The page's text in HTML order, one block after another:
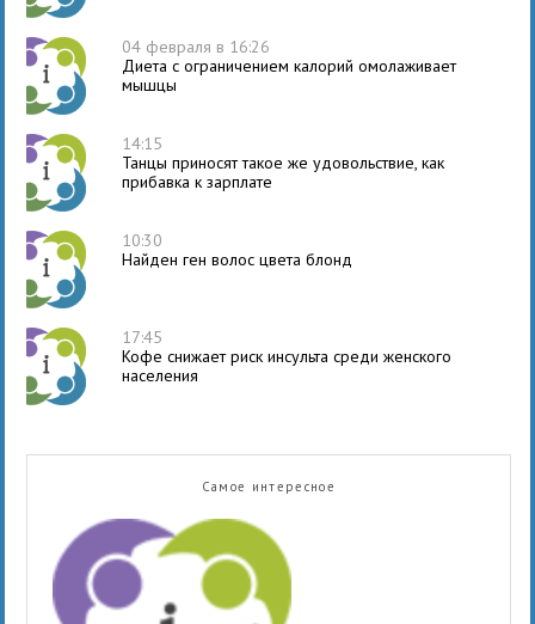
04 февраля в 16:26
Диета с ограничением калорий омолаживает
мышцы
14:15
Танцы приносят такое же удовольствие, как
прибавка к зарплате
10:30
Найден ген волос цвета блонд
17:45
Кофе снижает риск инсульта среди женского
населения
Самое интересное